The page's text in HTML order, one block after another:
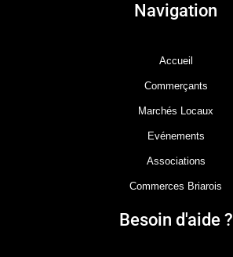
Navigation
Accueil
Commerçants
Marchés Locaux
Evénements
Associations
Commerces Briarois
Besoin d'aide ?